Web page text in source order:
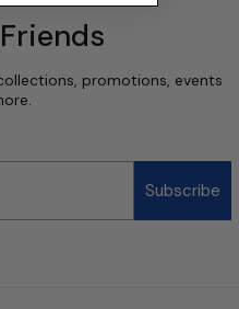
promotions, events
Subscribe